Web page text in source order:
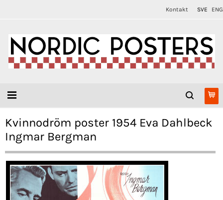
Kontakt SVE ENG
Kvinnodröm poster 1954 Eva Dahlbeck
Ingmar Bergman